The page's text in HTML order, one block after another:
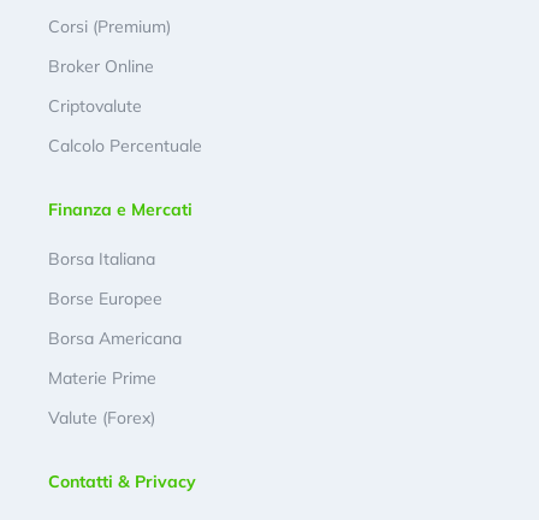
Corsi (Premium)
Broker Online
Criptovalute
Calcolo Percentuale
Finanza e Mercati
Borsa Italiana
Borse Europee
Borsa Americana
Materie Prime
Valute (Forex)
Contatti & Privacy